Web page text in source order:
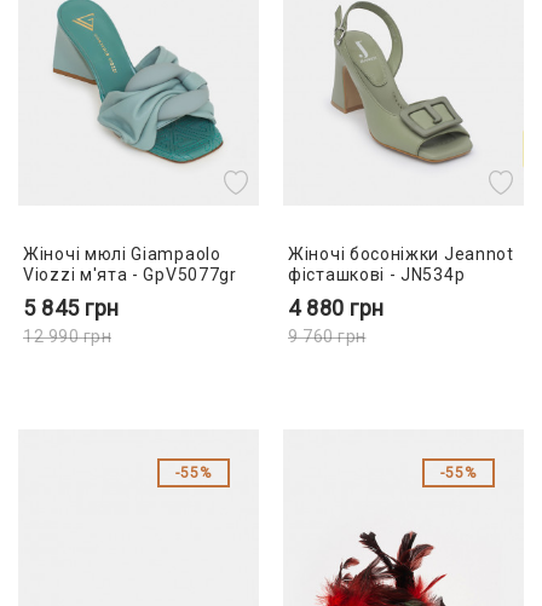
Жіночі мюлі Giampaolo
Viozzi м'ята - GpV5077gr
5 845 грн
12 990грн
Жіночі босоніжки Jeannot
фісташкові - JN534p
4 880 грн
9 760грн
55% 55%